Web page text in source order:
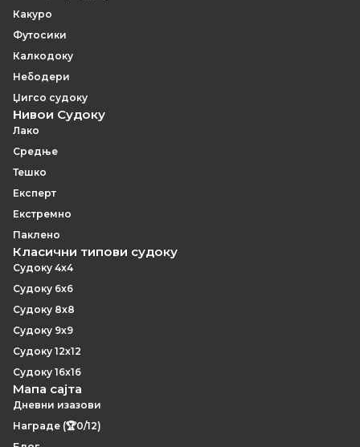
Какуро
Футосики
Калкодоку
Небодери
Џигсо судоку
Нивои Судоку
Лако
Средње
Тешко
Експерт
Екстремно
Паклено
Класични типови судоку
Судоку 4x4
Судоку 6x6
Судоку 8x8
Судоку 9x9
Судоку 12x12
Судоку 16x16
Мапа сајта
Дневни изазови
Награде (🏆0/12)